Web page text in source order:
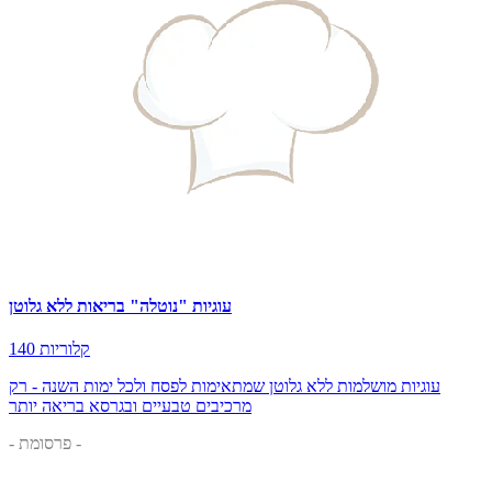
עוגיות "נוטלה" בריאות ללא גלוטן
140 קלוריות
עוגיות מושלמות ללא גלוטן שמתאימות לפסח ולכל ימות השנה - רק
מרכיבים טבעיים ובגרסא בריאה יותר
- פרסומת -